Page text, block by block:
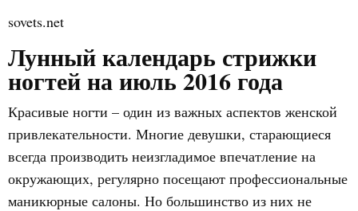
sovets.net
Лунный календарь стрижки
ногтей на июль 2016 года
Красивые ногти – один из важных аспектов женской
привлекательности. Многие девушки, старающиеся
всегда производить неизгладимое впечатление на
окружающих, регулярно посещают профессиональные
маникюрные салоны. Но большинство из них не